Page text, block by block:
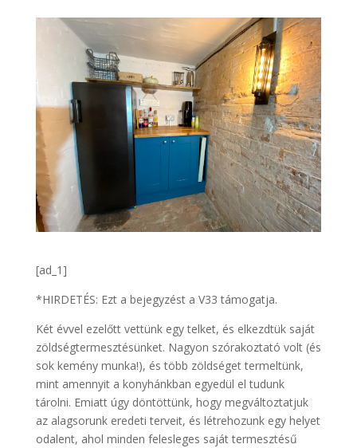
[ad_1]
*HIRDETÉS: Ezt a bejegyzést a V33 támogatja.
Két évvel ezelőtt vettünk egy telket, és elkezdtük saját
zöldségtermesztésünket. Nagyon szórakoztató volt (és
sok kemény munka!), és több zöldséget termeltünk,
mint amennyit a konyhánkban egyedül el tudunk
tárolni. Emiatt úgy döntöttünk, hogy megváltoztatjuk
az alagsorunk eredeti terveit, és létrehozunk egy helyet
odalent, ahol minden felesleges saját termesztésű